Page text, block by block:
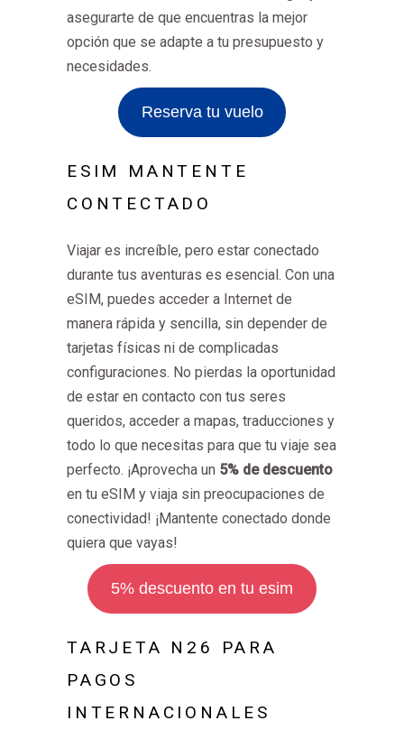
asegurarte de que encuentras la mejor
opción que se adapte a tu presupuesto y
necesidades.
Reserva tu vuelo
ESIM MANTENTE
CONTECTADO
Viajar es increíble, pero estar conectado
durante tus aventuras es esencial. Con una
eSIM, puedes acceder a Internet de
manera rápida y sencilla, sin depender de
tarjetas físicas ni de complicadas
configuraciones. No pierdas la oportunidad
de estar en contacto con tus seres
queridos, acceder a mapas, traducciones y
todo lo que necesitas para que tu viaje sea
perfecto. ¡Aprovecha un 5% de descuento
en tu eSIM y viaja sin preocupaciones de
conectividad! ¡Mantente conectado donde
quiera que vayas!
5% descuento en tu esim
TARJETA N26 PARA
PAGOS
INTERNACIONALES